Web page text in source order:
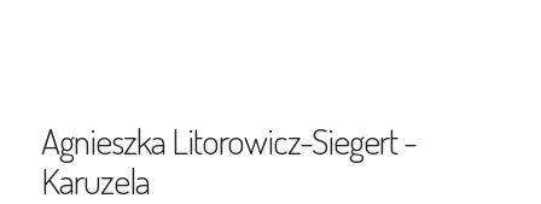
Agnieszka Litorowicz-Siegert -
Karuzela